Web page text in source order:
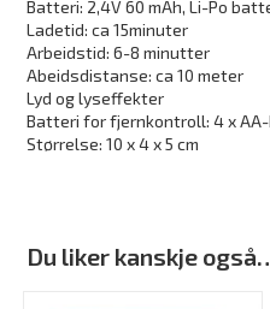
Batteri: 2,4V 60 mAh, Li-Po
Ladetid: ca 15minuter
Arbeidstid: 6-8 minutter
Abeidsdistanse: ca 10 meter
Lyd og lyseffekter
Batteri for fjernkontroll: 4 x
Størrelse: 10 x 4 x 5 cm
Du liker kanskje